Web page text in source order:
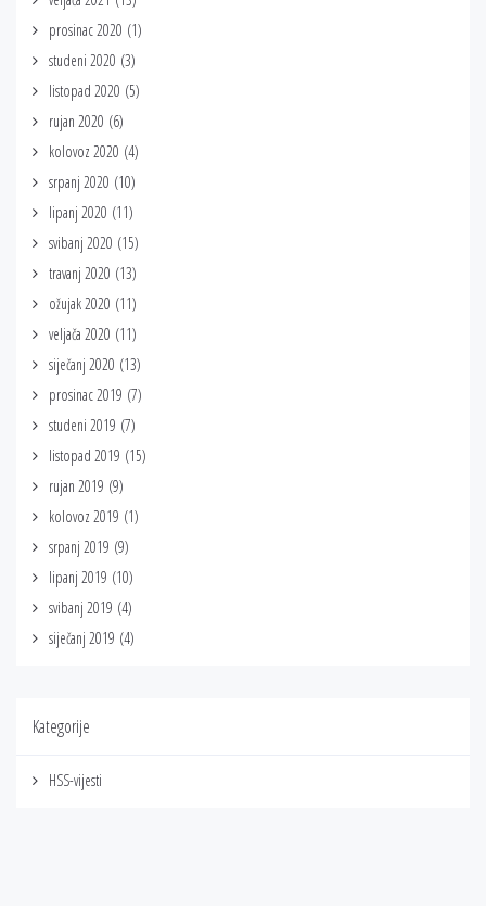
prosinac 2020 (1)
studeni 2020 (3)
listopad 2020 (5)
rujan 2020 (6)
kolovoz 2020 (4)
srpanj 2020 (10)
lipanj 2020 (11)
svibanj 2020 (15)
travanj 2020 (13)
ožujak 2020 (11)
veljača 2020 (11)
siječanj 2020 (13)
prosinac 2019 (7)
studeni 2019 (7)
listopad 2019 (15)
rujan 2019 (9)
kolovoz 2019 (1)
srpanj 2019 (9)
lipanj 2019 (10)
svibanj 2019 (4)
siječanj 2019 (4)
Kategorije
HSS-vijesti